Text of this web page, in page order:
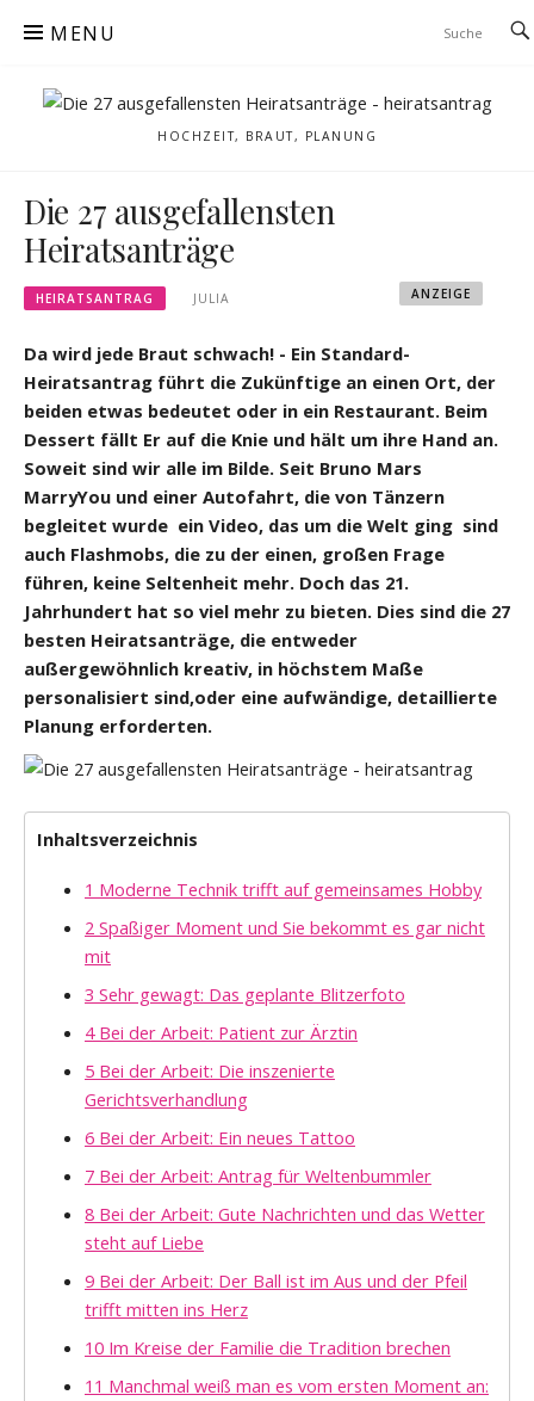
MENU
HOCHZEIT, BRAUT, PLANUNG
Die 27 ausgefallensten
Heiratsanträge
HEIRATSANTRAG JULIA ANZEIGE
Da wird jede Braut schwach! - Ein Standard-
Heiratsantrag führt die Zukünftige an einen Ort, der
beiden etwas bedeutet oder in ein Restaurant. Beim
Dessert fällt Er auf die Knie und hält um ihre Hand an.
Soweit sind wir alle im Bilde. Seit Bruno Mars
MarryYou und einer Autofahrt, die von Tänzern
begleitet wurde  ein Video, das um die Welt ging  sind
auch Flashmobs, die zu der einen, großen Frage
führen, keine Seltenheit mehr. Doch das 21.
Jahrhundert hat so viel mehr zu bieten. Dies sind die 27
besten Heiratsanträge, die entweder
außergewöhnlich kreativ, in höchstem Maße
personalisiert sind,oder eine aufwändige, detaillierte
Planung erforderten.
Inhaltsverzeichnis
1 Moderne Technik trifft auf gemeinsames Hobby
2 Spaßiger Moment und Sie bekommt es gar nicht
mit
3 Sehr gewagt: Das geplante Blitzerfoto
4 Bei der Arbeit: Patient zur Ärztin
5 Bei der Arbeit: Die inszenierte
Gerichtsverhandlung
6 Bei der Arbeit: Ein neues Tattoo
7 Bei der Arbeit: Antrag für Weltenbummler
8 Bei der Arbeit: Gute Nachrichten und das Wetter
steht auf Liebe
9 Bei der Arbeit: Der Ball ist im Aus und der Pfeil
trifft mitten ins Herz
10 Im Kreise der Familie die Tradition brechen
11 Manchmal weiß man es vom ersten Moment an: